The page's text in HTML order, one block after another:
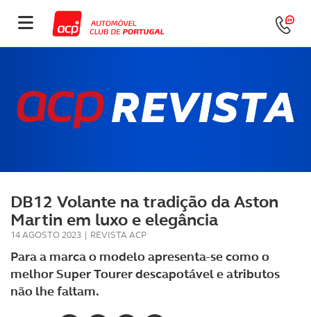
DB12 Volante na tradição da Aston
Martin em luxo e elegância
14 AGOSTO 2023 | REVISTA ACP
Para a marca o modelo apresenta-se como o
melhor Super Tourer descapotável e atributos
não lhe faltam.